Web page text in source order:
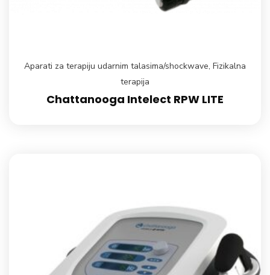
Aparati za terapiju udarnim talasima/shockwave, Fizikalna
terapija
Chattanooga Intelect RPW LITE